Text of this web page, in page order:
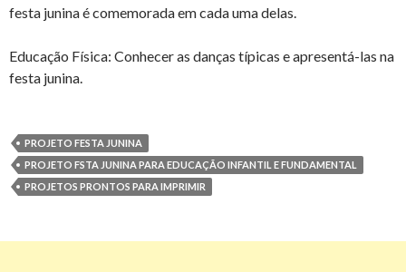
festa junina é comemorada em cada uma delas.
Educação Física: Conhecer as danças típicas e apresentá-las na
festa junina.
PROJETO FESTA JUNINA
PROJETO FSTA JUNINA PARA EDUCAÇÃO INFANTIL E FUNDAMENTAL
PROJETOS PRONTOS PARA IMPRIMIR